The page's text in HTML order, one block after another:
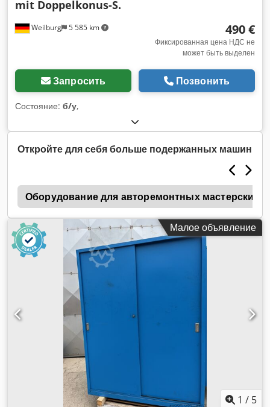
Weilburg 5 585 km
mit Doppelkonus-S.
490 €
Фиксированная цена НДС не
может быть выделен
Запросить Позвонить
Состояние: б/у,
Откройте для себя больше подержанных машин
Оборудование для авторемонтных мастерских
Малое объявление
1 / 5